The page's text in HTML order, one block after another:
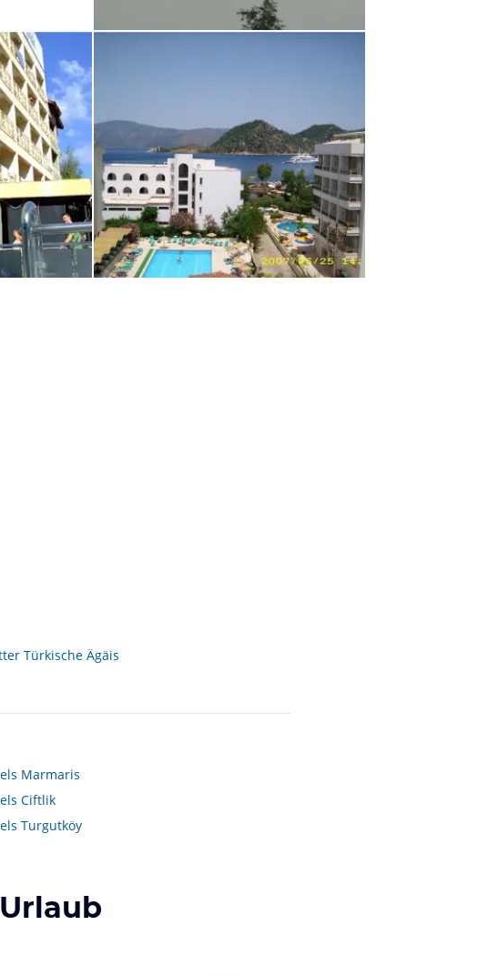
Türkische Ägäis
Marmaris
Ciftlik
Turgutköy